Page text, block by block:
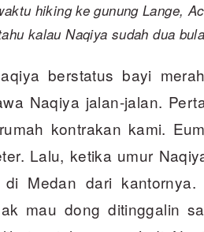
hiking ke gunung Lange,
kalau Naqiya sudah dua
berstatus bayi
Naqiya jalan-jalan.
kontrakan kami.
Lalu, ketika umur
di Medan dari
mau dong ditinggalin